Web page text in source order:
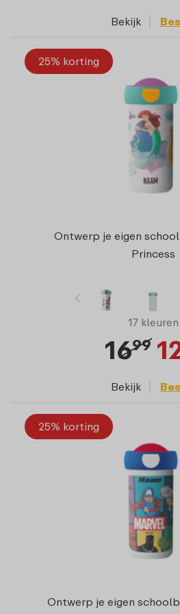
Bekijk
25% korting
Ontwerp je eigen
Princess
17 kleuren
1699
Bekijk
25% korting
Ontwerp je eigen